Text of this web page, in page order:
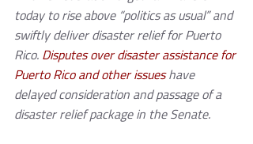
today to rise above “politics as usual” and
swiftly deliver disaster relief for Puerto
Rico. Disputes over disaster assistance for
Puerto Rico and other issues have
delayed consideration and passage of a
disaster relief package in the Senate.